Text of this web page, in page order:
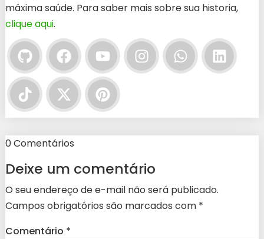
máxima saúde. Para saber mais sobre sua historia,
clique aqui.
0 Comentários
Deixe um comentário
O seu endereço de e-mail não será publicado.
Campos obrigatórios são marcados com *
Comentário *